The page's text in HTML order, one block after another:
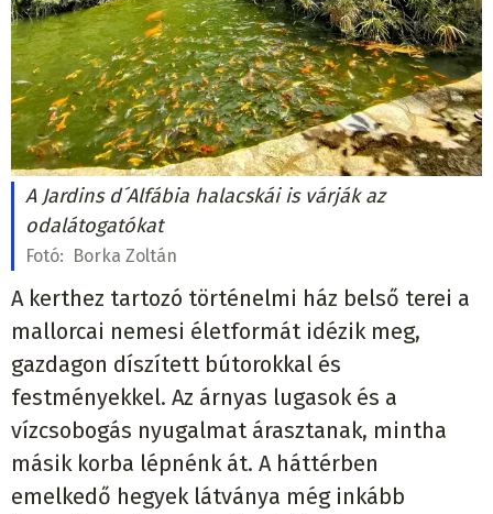
A Jardins d´Alfábia halacskái is várják az
odalátogatókat
Fotó: Borka Zoltán
A kerthez tartozó történelmi ház belső terei a
mallorcai nemesi életformát idézik meg,
gazdagon díszített bútorokkal és
festményekkel. Az árnyas lugasok és a
vízcsobogás nyugalmat árasztanak, mintha
másik korba lépnénk át. A háttérben
emelkedő hegyek látványa még inkább